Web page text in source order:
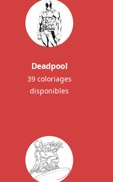
Deadpool
39 coloriages
disponibles